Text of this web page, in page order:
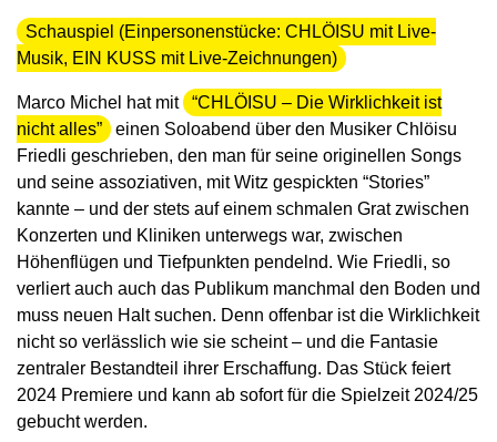
Schauspiel (Einpersonenstücke: CHLÖISU mit Live-
Musik, EIN KUSS mit Live-Zeichnungen)
Marco Michel hat mit
“CHLÖISU – Die Wirklichkeit ist
nicht alles”
einen Soloabend über den Musiker Chlöisu
Friedli geschrieben, den man für seine originellen Songs
und seine assoziativen, mit Witz gespickten “Stories”
kannte – und der stets auf einem schmalen Grat zwischen
Konzerten und Kliniken unterwegs war, zwischen
Höhenflügen und Tiefpunkten pendelnd. Wie Friedli, so
verliert auch auch das Publikum manchmal den Boden und
muss neuen Halt suchen. Denn offenbar ist die Wirklichkeit
nicht so verlässlich wie sie scheint – und die Fantasie
zentraler Bestandteil ihrer Erschaffung. Das Stück feiert
2024 Premiere und kann ab sofort für die Spielzeit 2024/25
gebucht werden.